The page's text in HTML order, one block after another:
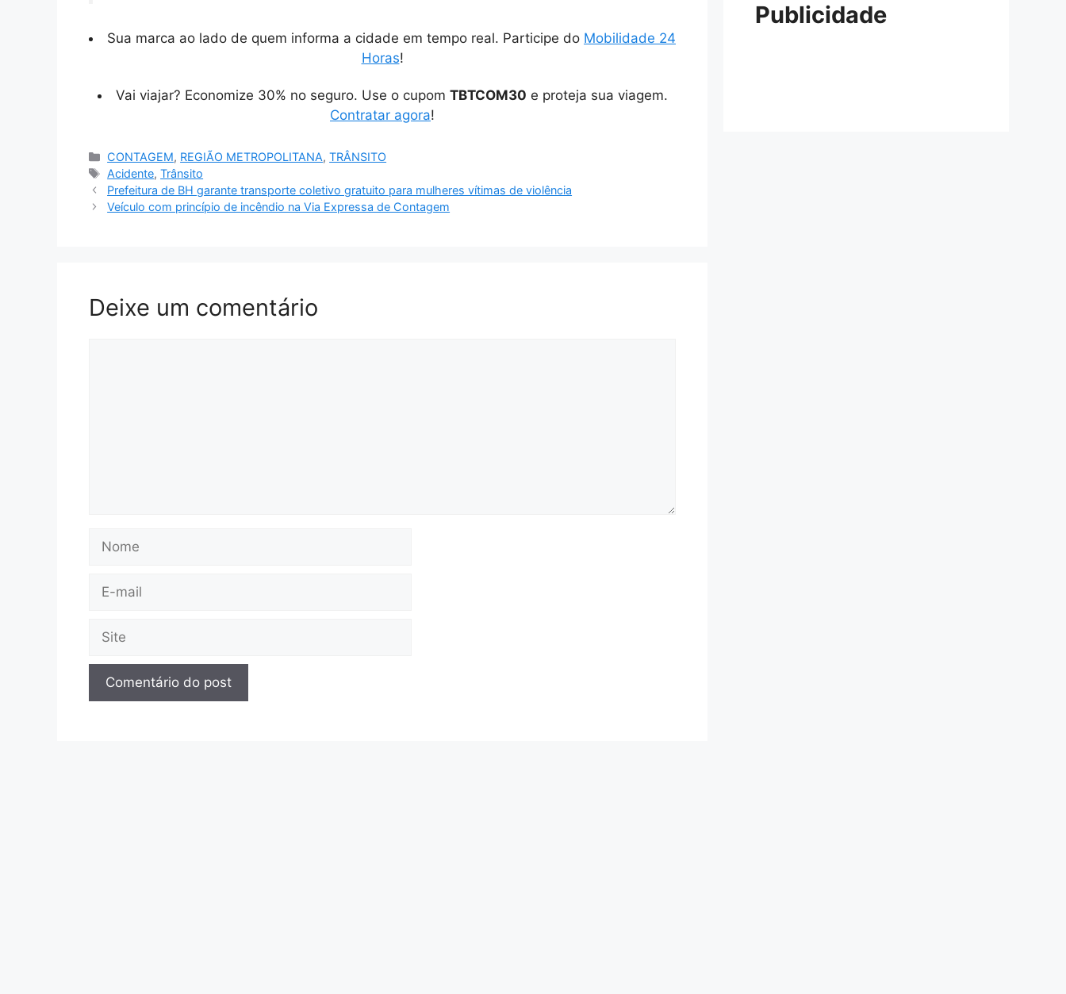
Sua marca ao lado de quem informa a cidade em tempo real. Participe do Mobilidade 24
Horas!
Vai viajar? Economize 30% no seguro. Use o cupom TBTCOM30 e proteja sua viagem.
Contratar agora!
Categorias
CONTAGEM, REGIÃO METROPOLITANA,TRÂNSITO
Tags
Acidente,Trânsito
Prefeitura de BH garante transporte coletivo gratuito para mulheres vítimas de violência
Veículo com princípio de incêndio na Via Expressa de Contagem
Deixe um comentário
mail
Publicidade